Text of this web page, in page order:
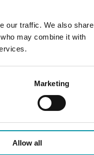
our traffic. We also share
may combine it with
Marketing
Allow all